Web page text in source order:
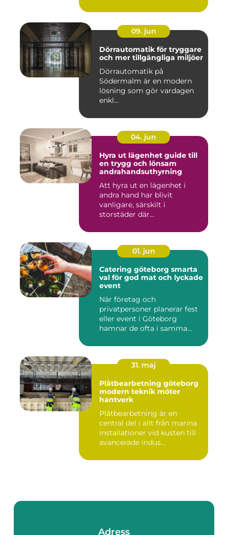
09. jun
Dörrautomatik för tryggare
och mer tillgängliga miljöer
Dörrautomatik på
Södermalm är en modern
lösning som gör vardagen
enkl...
04. jun
Hyra ut lägenhet guide till
en trygg och lönsam
andrahandsuthyrning
Att hyra ut en lägenhet i
andra hand har blivit
vanligare, särskilt i
storstäder där
01. jun
Catering göteborg smarta
val för god mat och lyckade
event
När företag och
privatpersoner planerar fest
eller event i Göteborg
hamnar de ofta i samma
31. maj
Plåtbearbetning göteborg
modern teknik möter
hantverk
Plåtbearbetning är en
central del i allt från marina
installationer vid kusten till
avancerade indus...
Adress